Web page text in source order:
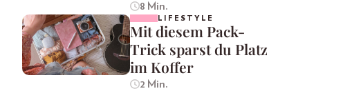
8 Min.
LIFESTYLE
Mit diesem Pack-
Trick sparst du Platz
im Koffer
2 Min.